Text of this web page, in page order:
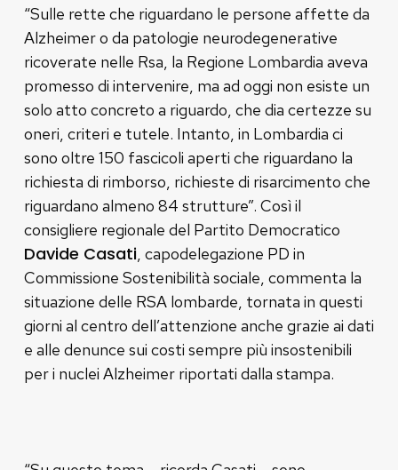
“Sulle rette che riguardano le persone affette da
Alzheimer o da patologie neurodegenerative
ricoverate nelle Rsa, la Regione Lombardia aveva
promesso di intervenire, ma ad oggi non esiste un
solo atto concreto a riguardo, che dia certezze su
oneri, criteri e tutele. Intanto, in Lombardia ci
sono oltre 150 fascicoli aperti che riguardano la
richiesta di rimborso, richieste di risarcimento che
riguardano almeno 84 strutture”. Così il
consigliere regionale del Partito Democratico
Davide Casati, capodelegazione PD in
Commissione Sostenibilità sociale, commenta la
situazione delle RSA lombarde, tornata in questi
giorni al centro dell’attenzione anche grazie ai dati
e alle denunce sui costi sempre più insostenibili
per i nuclei Alzheimer riportati dalla stampa.